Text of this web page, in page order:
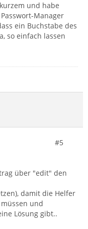
und habe
Manager
ein Buchstabe des
so einfach lassen
#5
über "edit" den
damit die Helfer
und
Lösung gibt..